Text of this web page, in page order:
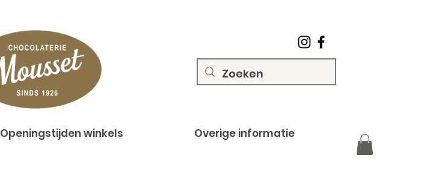
Openingstijden winkels Overige informatie